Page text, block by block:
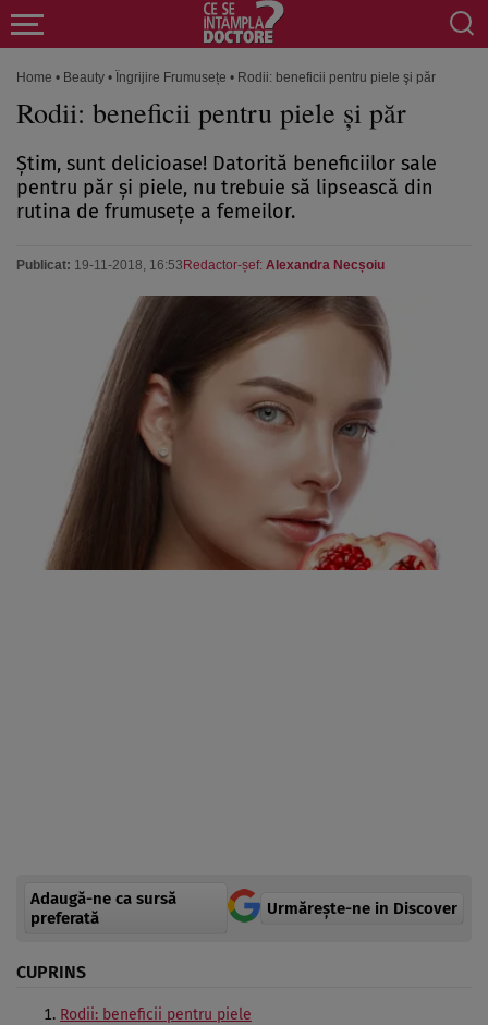
Home • Beauty • Îngrijire Frumusețe • Rodii: beneficii pentru piele şi păr
Rodii: beneficii pentru piele şi păr
Ştim, sunt delicioase! Datorită beneficiilor sale
pentru păr şi piele, nu trebuie să lipsească din
rutina de frumuseţe a femeilor.
Publicat: 19-11-2018, 16:53 Redactor-șef: Alexandra Necșoiu
Adaugă-ne ca sursă
preferată
Urmărește-ne in Discover
CUPRINS
Rodii: beneficii pentru piele